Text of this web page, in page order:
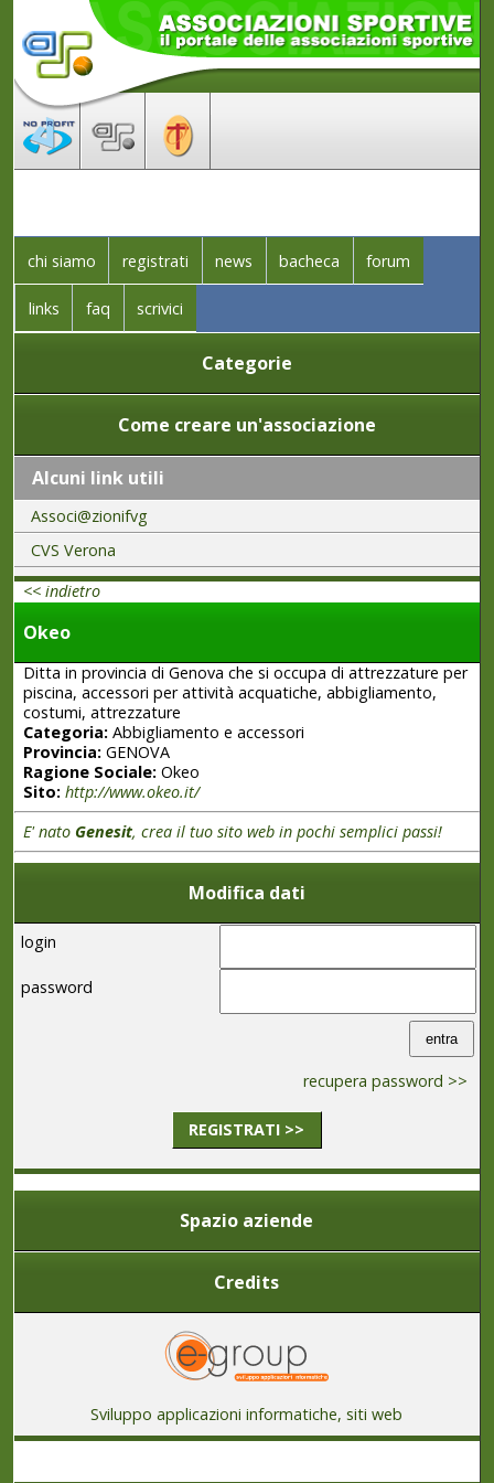
chi siamo registrati news bacheca forum
links faq scrivici
Categorie
Come creare un'associazione
Alcuni link utili
Associ@zionifvg
CVS Verona
<< indietro
Okeo
Ditta in provincia di Genova che si occupa di attrezzature per
piscina, accessori per attività acquatiche, abbigliamento,
costumi, attrezzature
Categoria:Abbigliamento e accessori
Provincia:GENOVA
Ragione Sociale:Okeo
Sito: http://www.okeo.it/
E' nato Genesit, crea il tuo sito web in pochi semplici passi!
Modifica dati
login
password
recupera password >>
REGISTRATI >>
Spazio aziende
Credits
Sviluppo applicazioni informatiche, siti web